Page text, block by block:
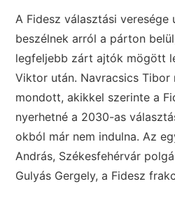
A Fidesz választási
beszélnek arról a párton
legfeljebb zárt ajtók mögött
Viktor után. Navracsics
mondott, akikkel szerinte a
nyerhetné a 2030-as
okból már nem indulna. Az
András, Székesfehérvár
Gulyás Gergely, a Fidesz